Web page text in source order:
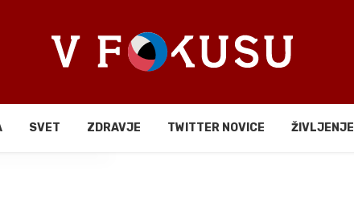
SVET ZDRAVJE TWITTER NOVICE ŽIVLJENJE